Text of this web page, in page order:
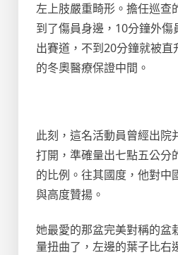
左上肢嚴重畸形。擔任巡查
到了傷員身邊，10分鐘外
出賽道，不到20分鐘就被
的冬奧醫療保證中間。
此刻，這名活動員曾經出院
打開，準確量出七點五公分
的比例。往其國度，他對中
與高度贊揚。
她最愛的那盆完美對稱的盆
量扭曲了，左邊的葉子比右